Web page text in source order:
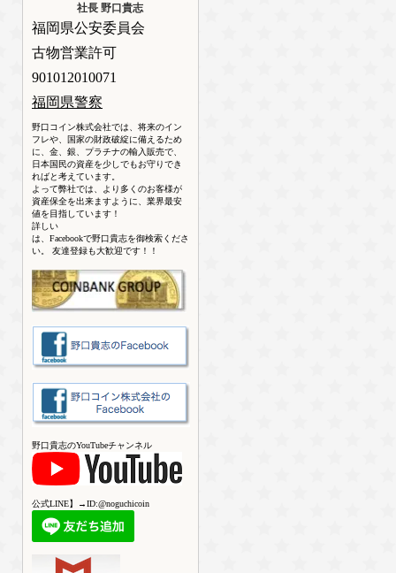
社長 野口貴志
福岡県公安委員会
古物営業許可
901012010071
福岡県警察
野口コイン株式会社では、将来のイン
フレや、国家の財政破綻に備えるため
に、金、銀、プラチナの輸入販売で、
日本国民の資産を少しでもお守りでき
ればと考えています。
よって弊社では、より多くのお客様が
資産保全を出来ますように、業界最安
値を目指しています！
詳しい
は、Facebookで野口貴志を御検索くださ
い。 友達登録も大歓迎です！！
野口貴志のYouTubeチャンネル
公式LINE】→ID:@noguchicoin